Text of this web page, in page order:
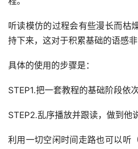
听读模仿的过程会有些漫长而枯
持下来，这对于积累基础的语感非
具体的使用的步骤是：
STEP1.把一套教程的基础阶段依
STEP2.乱序播放并跟读，做到他
利用一切空闲时间走路也可以听